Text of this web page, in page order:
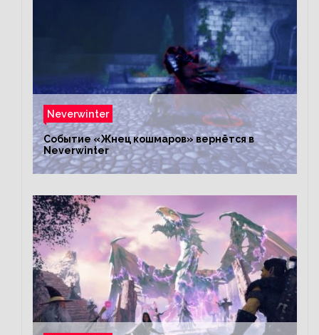
Neverwinter
Событие «Жнец кошмаров» вернётся в
Neverwinter